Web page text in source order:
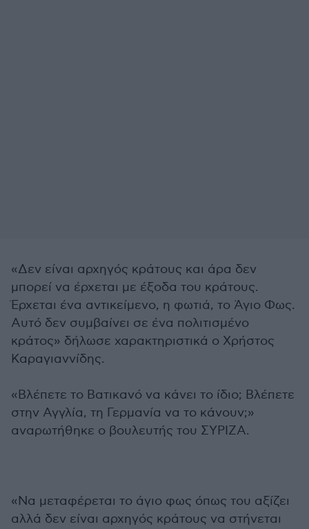
«Δεν είναι αρχηγός κράτους και άρα δεν
μπορεί να έρχεται με έξοδα του κράτους.
Έρχεται ένα αντικείμενο, η φωτιά, το Άγιο Φως.
Αυτό δεν συμβαίνει σε ένα πολιτισμένο
κράτος» δήλωσε χαρακτηριστικά ο Χρήστος
Καραγιαννίδης.
«Βλέπετε το Βατικανό να κάνει το ίδιο; Βλέπετε
στην Αγγλία, τη Γερμανία να το κάνουν;»
αναρωτήθηκε ο βουλευτής του ΣΥΡΙΖΑ.
«Να μεταφέρεται το άγιο φως όπως του αξίζει
αλλά δεν είναι αρχηγός κράτους να στήνεται